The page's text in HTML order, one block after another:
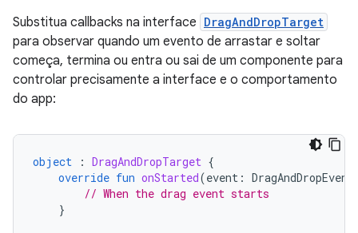
Substitua callbacks na interface DragAndDropTarget
para observar quando um evento de arrastar e soltar
começa, termina ou entra ou sai de um componente para
controlar precisamente a interface e o comportamento
do app:
object : DragAndDropTarget {
override fun onStarted(event : DragAndDropEvent
// When the drag event starts
}